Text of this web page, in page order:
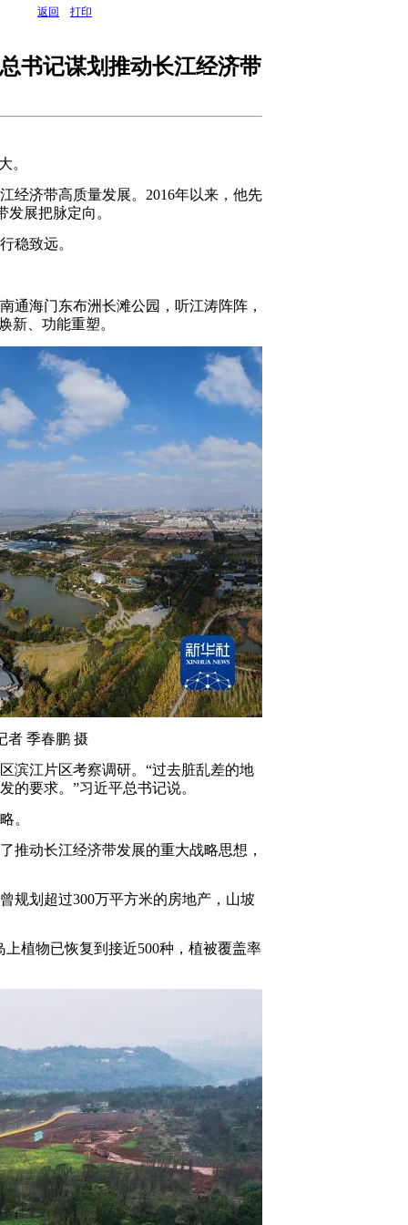
返回 打印
书记谋划推动长江经济带
。
济带高质量发展。2016年以来，他先
展把脉定向。
稳致远。
海门东布洲长滩公园，听江涛阵阵，
新、功能重塑。
者 季春鹏 摄
江片区考察调研。“过去脏乱差的地
的要求。”习近平总书记说。
。
动长江经济带发展的重大战略思想，
划超过300万平方米的房地产，山坡
植物已恢复到接近500种，植被覆盖率